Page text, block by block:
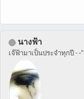
นางฟ้า
เจ๊ฟ้ามาเป็นประจำทุกปี - -"